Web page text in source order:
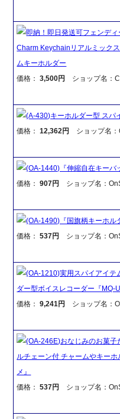
即納！即日発送可フェンデ
Charm Keychainリアルミック
ムキーホルダー
価格：3,500円 ショップ名：
(A-430)キーホルダー型 スパ
価格：12,362円 ショップ名：
(OA-1440)『伸縮自在キーバ
価格：907円 ショップ名：
(OA-1490)『国旗柄キーホル
価格：537円 ショップ名：
(OA-1210)実用スパイアイテ
ダー型ボイスレコーダー『MQ-
価格：9,241円 ショップ名：
(OA-246E)おなじみのお菓子
ルチェーン付 チャームやキー
メ』
価格：537円 ショップ名：